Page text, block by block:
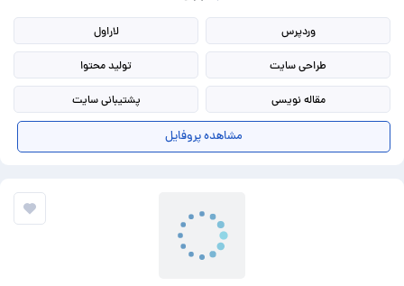
وردپرس لاراول
طراحی سایت تولید محتوا
مقاله نویسی پشتیبانی سایت
مشاهده پروفایل